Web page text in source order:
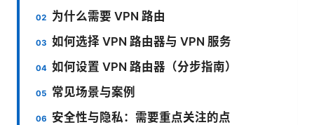
为什么需要 VPN 路由
如何选择 VPN 路由器与 VPN 服务
如何设置 VPN 路由器（分步指南）
常见场景与案例
安全性与隐私：需要重点关注的点